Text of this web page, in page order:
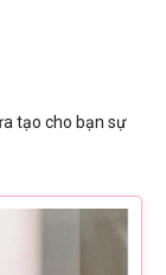
tạo cho bạn sự